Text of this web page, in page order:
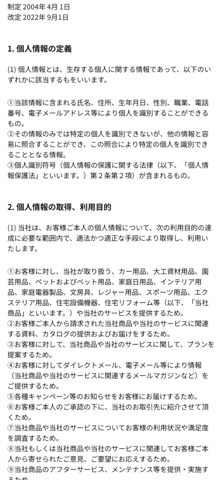
制定 2004年 4月 1日
改定 2022年 9月1日
1. 個人情報の定義
(1) 個人情報とは、生存する個人に関する情報であって、以下のい
ずれかに該当するもをいいます。
①当該情報に含まれる氏名、住所、生年月日、性別、職業、電話
番号、電子メールアドレス等により個人を識別することができる
もの。
②その情報のみでは特定の個人を識別できないが、他の情報と容
易に照合することができ、この照合により特定の個人を識別でき
ることとなる情報。
③個人識別符号（個人情報の保護に関する法律（以下、「個人情
報保護法」といいます。）第２条第２項）が含まれるもの。
2. 個人情報の取得、利用目的
(1) 当社は、お客様ご本人の個人情報について、次の利用目的の達
成に必要な範囲内で、適法かつ適正な手段により取得し、利用い
たします。
①お客様に対し、当社が取り扱う、カー用品、大工資材用品、園
芸用品、ペットおよびペット用品、家庭日用品、インテリア用
品、家庭電器製品、文房具、レジャー用品、スポーツ用品、エク
ステリア用品、住宅設備機器、住宅リフォーム等（以下、「当社
商品」といいます。）や当社のサービスを提供するため。
②お客様ご本人から請求された当社商品や当社のサービスに関連
する資料、カタログの提供およびお届けをするため。
③お客様に対して、当社商品や当社のサービスに関して、プランを
提案するため。
④お客様に対してダイレクトメール、電子メール等により情報
（当社商品や当社のサービスに関連するメールマガジンなど）を
ご提供するため。
⑤各種キャンペーン等のお知らせをお客様にお届けするため。
⑥お客様ご本人のご承認の下に、当社のお取引先に紹介させて頂
くため。
⑦当社商品や当社のサービスについてお客様の利用状況や満足度
を調査するため。
⑧当社もしくは当社商品や当社のサービスに関連してお客様ご本
人から寄せられたご意見、ご要望にお応えするため。
⑨当社商品のアフターサービス、メンテナンス等を提供・実施す